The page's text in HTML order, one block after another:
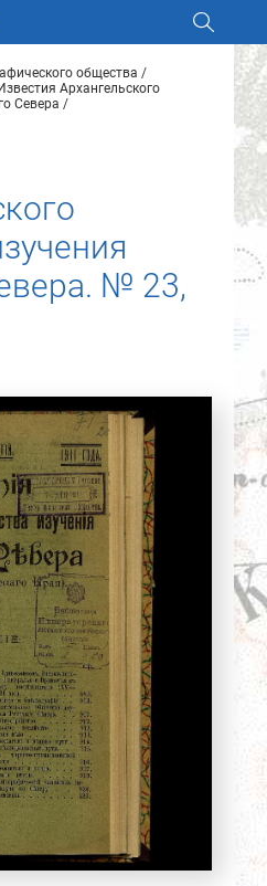
Найти
общества
Известия Архангельского
Севера
№ 23,